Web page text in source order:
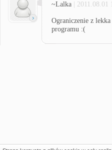
~Lalka | 2011.08.01
Ograniczenie z
programu :(